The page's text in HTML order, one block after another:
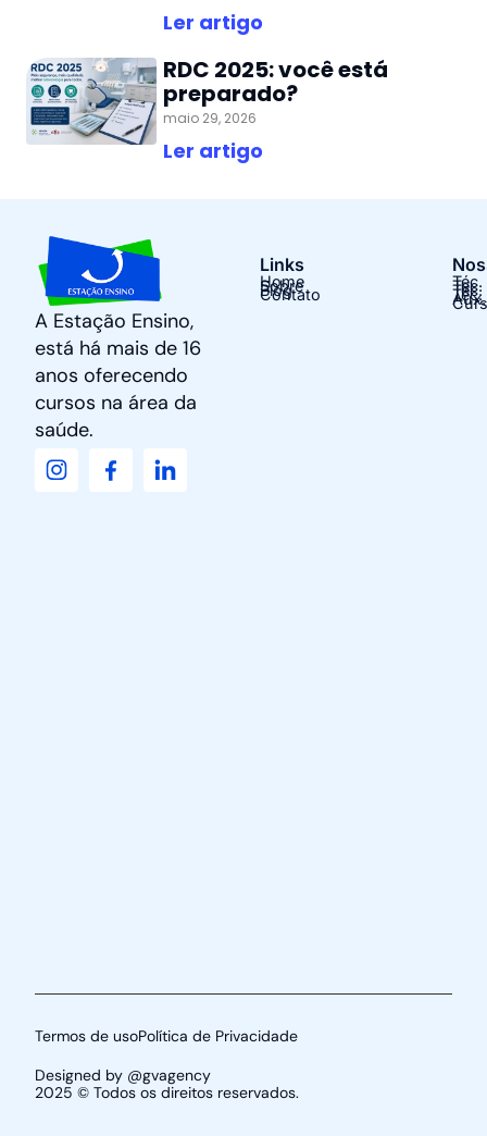
Ler artigo
RDC 2025: você está
preparado?
maio 29, 2026
Ler artigo
A Estação Ensino,
está há mais de 16
anos oferecendo
cursos na área da
saúde.
Links
Home
Sobre
Blog
Contato Tec.
Tec.
2025 © Todos os direitos reservados.
Designed by @gvagency
Termos de usoPolítica de Privacidade